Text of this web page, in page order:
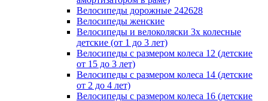
Велосипеды дорожные 242628
Велосипеды женские
Велосипеды и велоколяски 3х колесные
детские (от 1 до 3 лет)
Велосипеды с размером колеса 12 (детские
от 15 до 3 лет)
Велосипеды с размером колеса 14 (детские
от 2 до 4 лет)
Велосипеды с размером колеса 16 (детские